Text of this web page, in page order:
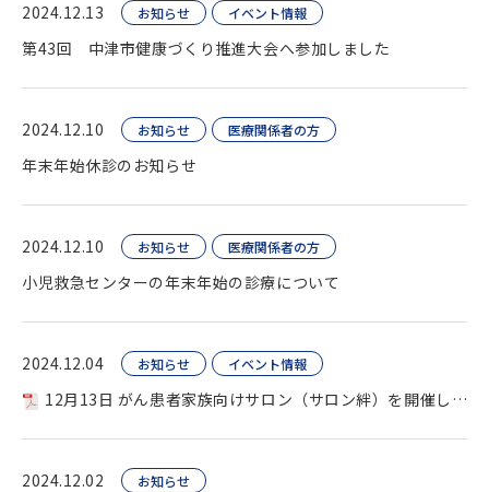
2024.12.13 お知らせ イベント情報
第43回 中津市健康づくり推進大会へ参加しました
2024.12.10 お知らせ 医療関係者の方
年末年始休診のお知らせ
2024.12.10 お知らせ 医療関係者の方
小児救急センターの年末年始の診療について
2024.12.04 お知らせ イベント情報
12月13日 がん患者家族向けサロン（サロン絆）を開催します
2024.12.02 お知らせ